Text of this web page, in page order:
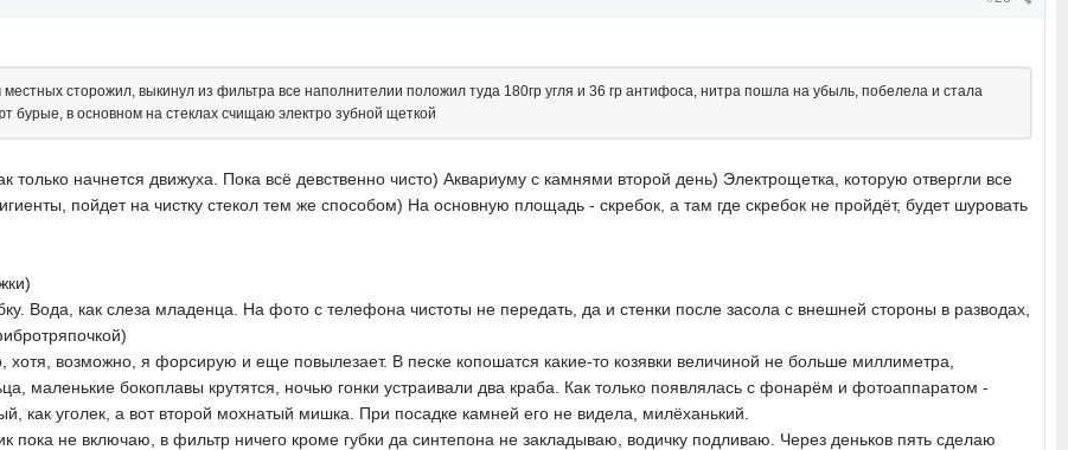
сторожил, выкинул из фильтра все наполнителии положил туда 180гр угля и 36 гр антифоса, нитра пошла на убыль, побелела и стала
бурые, в основном на стеклах счищаю электро зубной щеткой
только начнется движуха. Пока всё девственно чисто) Аквариуму с камнями второй день) Электрощетка, которую отвергли все
пойдет на чистку стекол тем же способом) На основную площадь - скребок, а там где скребок не пройдёт, будет шуровать
Вода, как слеза младенца. На фото с телефона чистоты не передать, да и стенки после засола с внешней стороны в разводах,
возможно, я форсирую и еще повылезает. В песке копошатся какие-то козявки величиной не больше миллиметра,
маленькие бокоплавы крутятся, ночью гонки устраивали два краба. Как только появлялась с фонарём и фотоаппаратом -
как уголек, а вот второй мохнатый мишка. При посадке камней его не видела, милёханький.
пока не включаю, в фильтр ничего кроме губки да синтепона не закладываю, водичку подливаю. Через деньков пять сделаю